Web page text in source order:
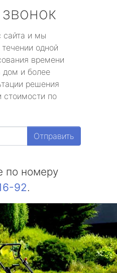
сайта и мы
одной
времени
дом и более
решения
по
Отправить
по номеру
92.